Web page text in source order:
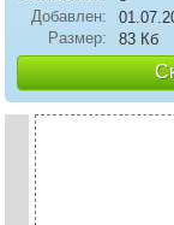
Добавлен:
Размер:
83 Кб